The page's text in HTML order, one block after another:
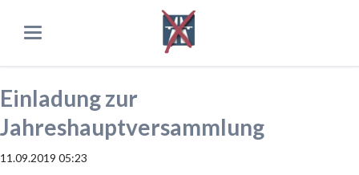
Einladung zur
Jahreshauptversammlung
11.09.2019 05:23